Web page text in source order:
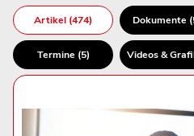
Artikel (474) Dokumente
Termine (5) Videos &